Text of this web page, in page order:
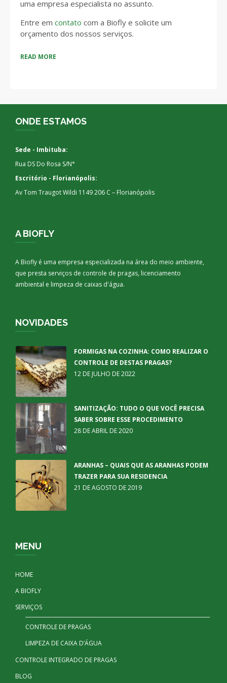
uma empresa especialista no assunto.
Entre em contato com a Biofly e solicite um
orçamento dos nossos serviços.
READ MORE
ONDE ESTAMOS
Sede - Imbituba:
Rua DS Do Rosa S/N°
Escritório - Florianópolis:
Av Tom Traugot Wildi 1149 206 C – Florianópolis
A BIOFLY
A Biofly é uma empresa especializada na área do meio ambiente,
que presta serviços de controle de pragas, licenciamento
ambiental e limpeza de caixas d'água.
NOVIDADES
FORMIGAS NA COZINHA: COMO REALIZAR O
CONTROLE DE DESTAS PRAGAS?
12 DE JULHO DE 2022
SANITIZAÇÃO: TUDO O QUE VOCÊ PRECISA
SABER SOBRE ESSE PROCEDIMENTO
28 DE ABRIL DE 2020
ARANHAS – QUAIS QUE AS ARANHAS PODEM
TRAZER PARA SUA RESIDENCIA
21 DE AGOSTO DE 2019
MENU
HOME
A BIOFLY
SERVIÇOS
CONTROLE DE PRAGAS
LIMPEZA DE CAIXA D’ÁGUA
CONTROLE INTEGRADO DE PRAGAS
BLOG